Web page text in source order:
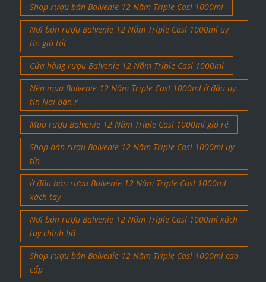
Shop rượu bán Balvenie 12 Năm Triple Casl 1000ml
Nơi bán rượu Balvenie 12 Năm Triple Casl 1000ml uy
tín giá tốt
Cửa hàng rượu Balvenie 12 Năm Triple Casl 1000ml
Nên mua Balvenie 12 Năm Triple Casl 1000ml ở đâu uy
tín Nơi bán r
Mua rượu Balvenie 12 Năm Triple Casl 1000ml giá rẻ
Shop bán rượu Balvenie 12 Năm Triple Casl 1000ml uy
tín
ở đâu bán rượu Balvenie 12 Năm Triple Casl 1000ml
xách tay
Nơi bán rượu Balvenie 12 Năm Triple Casl 1000ml xách
tay chính hã
Shop rượu bán Balvenie 12 Năm Triple Casl 1000ml cao
cấp